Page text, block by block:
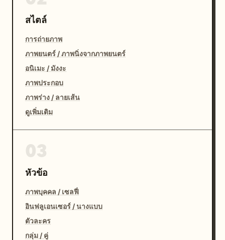
สไตล์
การถ่ายภาพ
ภาพยนตร์ / ภาพนิ่งจากภาพยนตร์
อนิเมะ / มังงะ
ภาพประกอบ
ภาพร่าง / ลายเส้น
ดูเพิ่มเติม
หัวข้อ
ภาพบุคคล / เซลฟี่
อินฟลูเอนเซอร์ / นางแบบ
ตัวละคร
กลุ่ม / คู่